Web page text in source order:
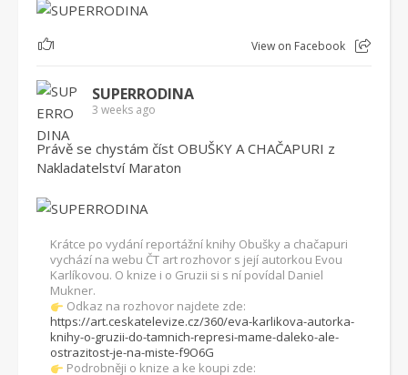
1 View on Facebook
SUPERRODINA
3 weeks ago
Právě se chystám číst OBUŠKY A CHAČAPURI z
Nakladatelství Maraton
Krátce po vydání reportážní knihy Obušky a chačapuri
vychází na webu ČT art rozhovor s její autorkou Evou
Karlíkovou. O knize i o Gruzii si s ní povídal Daniel
Mukner.
Odkaz na rozhovor najdete zde:
https://art.ceskatelevize.cz/360/eva-karlikova-autorka-
knihy-o-gruzii-do-tamnich-represi-mame-daleko-ale-
ostrazitost-je-na-miste-f9O6G
Podrobněji o knize a ke koupi zde: